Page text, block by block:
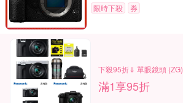
限時下殺
券
下殺95折⇓ 單眼鏡頭 (ZG)
滿1享95折